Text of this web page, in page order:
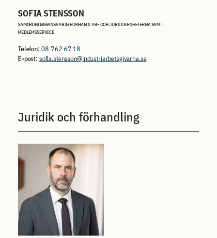
SOFIA STENSSON
SAMORDNINGSANSVARIG FÖRHANDLAR- OCH JURIDIKENHETERNA SAMT
MEDLEMSSERVICE
Telefon: 08-762 67 18
E-post: sofia.stensson@industriarbetsgivarna.se
Juridik och förhandling